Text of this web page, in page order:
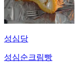
성심당
성심순크림빵